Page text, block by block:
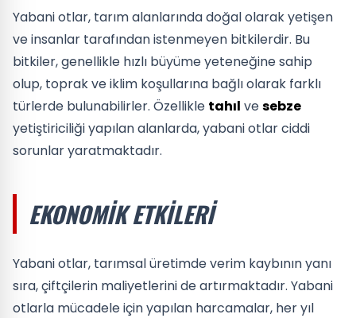
Yabani otlar, tarım alanlarında doğal olarak yetişen
ve insanlar tarafından istenmeyen bitkilerdir. Bu
bitkiler, genellikle hızlı büyüme yeteneğine sahip
olup, toprak ve iklim koşullarına bağlı olarak farklı
türlerde bulunabilirler. Özellikle tahıl vesebze
yetiştiriciliği yapılan alanlarda, yabani otlar ciddi
sorunlar yaratmaktadır.
EKONOMIK ETKILERI
Yabani otlar, tarımsal üretimde verim kaybının yanı
sıra, çiftçilerin maliyetlerini de artırmaktadır. Yabani
otlarla mücadele için yapılan harcamalar, her yıl